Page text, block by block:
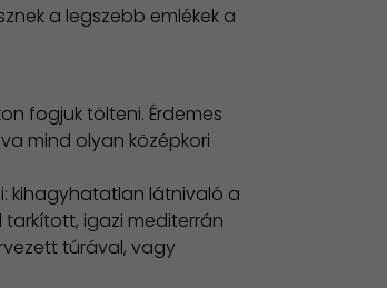
a legszebb emlékek a
fogjuk tölteni. Érdemes
mind olyan középkori
kihagyhatatlan látnivaló a
igazi mediterrán
túrával, vagy